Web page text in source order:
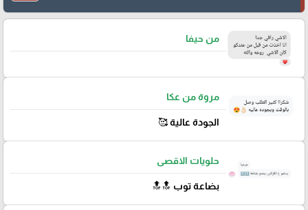
من حيفا
مروة من عكا
الجودة عالية 🥰
حلويات الاقصى
بضاعة توب 🔝🔝